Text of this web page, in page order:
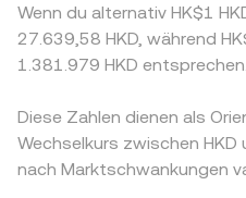
Wenn du alternativ HK$1
27.639,58 HKD, während
1.381.979 HKD entsprechen.
Diese Zahlen dienen als
Wechselkurs zwischen HKD
nach Marktschwankungen